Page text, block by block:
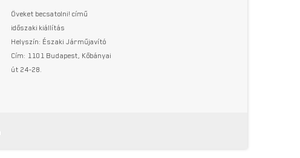
Öveket becsatolni! című
időszaki kiállítás
Helyszín: Északi Járműjavító
Cím: 1101 Budapest, Kőbányai
út 24-28.